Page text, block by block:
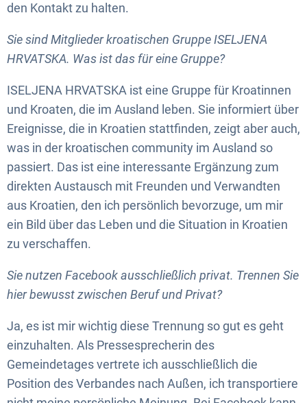
den Kontakt zu halten.
Sie sind Mitglieder kroatischen Gruppe ISELJENA
HRVATSKA. Was ist das für eine Gruppe?
ISELJENA HRVATSKA ist eine Gruppe für Kroatinnen
und Kroaten, die im Ausland leben. Sie informiert über
Ereignisse, die in Kroatien stattfinden, zeigt aber auch,
was in der kroatischen community im Ausland so
passiert. Das ist eine interessante Ergänzung zum
direkten Austausch mit Freunden und Verwandten
aus Kroatien, den ich persönlich bevorzuge, um mir
ein Bild über das Leben und die Situation in Kroatien
zu verschaffen.
Sie nutzen Facebook ausschließlich privat. Trennen Sie
hier bewusst zwischen Beruf und Privat?
Ja, es ist mir wichtig diese Trennung so gut es geht
einzuhalten. Als Pressesprecherin des
Gemeindetages vertrete ich ausschließlich die
Position des Verbandes nach Außen, ich transportiere